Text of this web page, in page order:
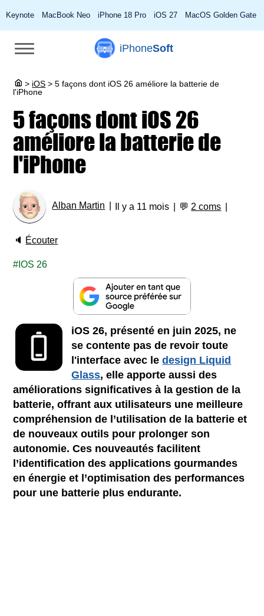
Keynote MacBook Neo iPhone 18 Pro iOS 27 MacOS Golden Gate
iPhoneSoft
> iOS > 5 façons dont iOS 26 améliore la batterie de
l'iPhone
5 façons dont iOS 26
améliore la batterie de
l'iPhone
Alban Martin Il y a 11 mois 💬 2 coms
🔈 Écouter
IOS 26
iOS 26, présenté en juin 2025, ne
se contente pas de revoir toute
l'interface avec ledesign Liquid
Glass, elle apporte aussi des
améliorations significatives à la gestion de la
batterie, offrant aux utilisateurs une meilleure
compréhension de l’utilisation de la batterie et
de nouveaux outils pour prolonger son
autonomie. Ces nouveautés facilitent
l’identification des applications gourmandes
en énergie et l’optimisation des performances
pour une batterie plus endurante.